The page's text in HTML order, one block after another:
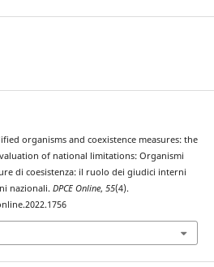
organisms and coexistence measures: the
of national limitations: Organismi
di coesistenza: il ruolo dei giudici interni
nazionali. DPCE Online, 55(4).